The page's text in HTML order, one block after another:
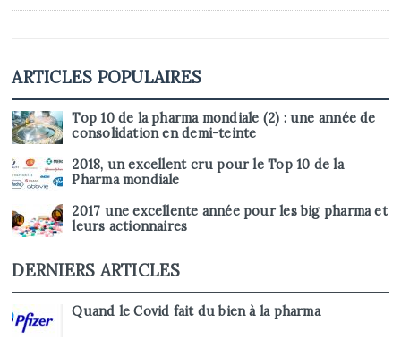
ARTICLES POPULAIRES
Top 10 de la pharma mondiale (2) : une année de
consolidation en demi-teinte
2018, un excellent cru pour le Top 10 de la
Pharma mondiale
2017 une excellente année pour les big pharma et
leurs actionnaires
DERNIERS ARTICLES
Quand le Covid fait du bien à la pharma